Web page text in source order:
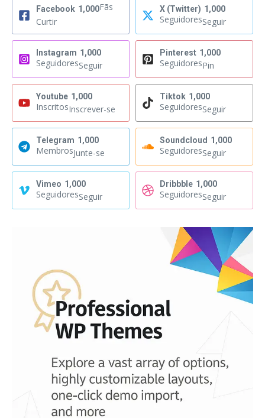
Facebook 1,000Fãs
Curtir
X (Twitter) 1,000
SeguidoresSeguir
Instagram 1,000
SeguidoresSeguir
Pinterest 1,000
SeguidoresPin
Youtube 1,000
InscritosInscrever-se
Tiktok 1,000
SeguidoresSeguir
Telegram 1,000
MembrosJunte-se
Soundcloud 1,000
SeguidoresSeguir
Vimeo 1,000
SeguidoresSeguir
Dribbble 1,000
SeguidoresSeguir